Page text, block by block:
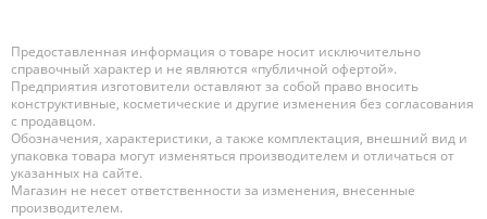
Предоставленная информация о товаре носит исключительно
справочный характер и не являются «публичной офертой».
Предприятия изготовители оставляют за собой право вносить
конструктивные, косметические и другие изменения без согласования
с продавцом.
Обозначения, характеристики, а также комплектация, внешний вид и
упаковка товара могут изменяться производителем и отличаться от
указанных на сайте.
Магазин не несет ответственности за изменения, внесенные
производителем.